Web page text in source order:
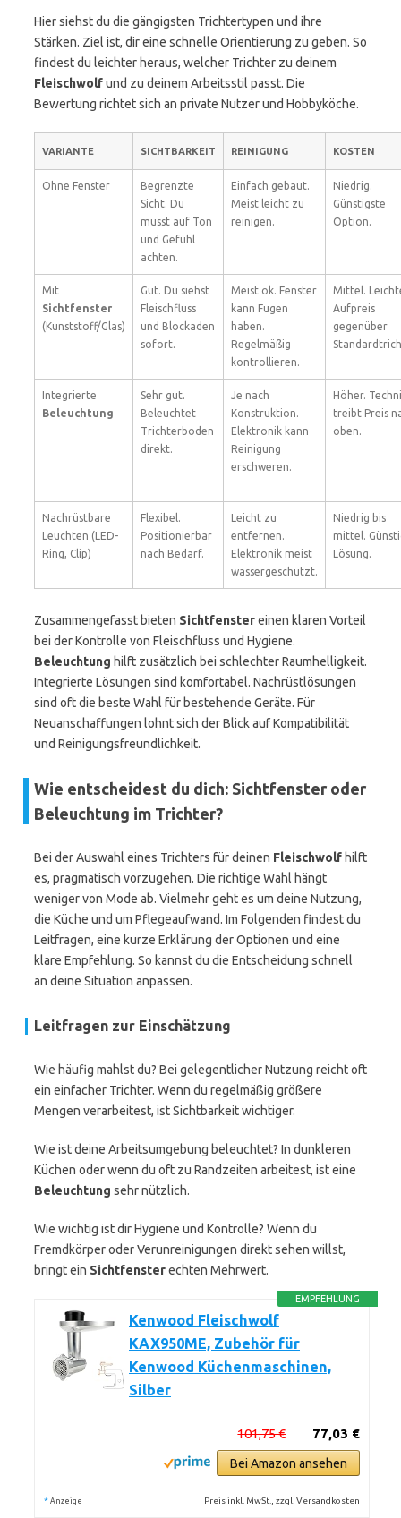
Hier siehst du die gängigsten Trichtertypen und ihre
Stärken. Ziel ist, dir eine schnelle Orientierung zu geben. So
findest du leichter heraus, welcher Trichter zu deinem
Fleischwolfund zu deinem Arbeitsstil passt. Die
Bewertung richtet sich an private Nutzer und Hobbyköche.
VARIANTE SICHTBARKEIT REINIGUNG KOSTEN
Ohne Fenster
Begrenzte
Sicht. Du
musst auf Ton
und Gefühl
achten.
Einfach gebaut.
Meist leicht zu
reinigen.
Niedrig.
Günstigste
Option.
Mit
Sichtfenster
(Kunststoff/Glas)
Gut. Du siehst
Fleischfluss
und Blockaden
sofort.
Meist ok. Fenster
kann Fugen
haben.
Regelmäßig
kontrollieren.
Mittel.
Aufpreis
gegenüber
Integrierte
Beleuchtung
Sehr gut.
Beleuchtet
Trichterboden
direkt.
Je nach
Konstruktion.
Elektronik kann
Reinigung
erschweren.
Höher.
treibt Preis
oben.
Nachrüstbare
Leuchten (LED-
Ring, Clip)
Flexibel.
Positionierbar
nach Bedarf.
Leicht zu
entfernen.
Elektronik meist
wassergeschützt.
Niedrig bis
mittel.
Lösung.
Zusammengefasst bieten Sichtfenstereinen klaren Vorteil
bei der Kontrolle von Fleischfluss und Hygiene.
Beleuchtung hilft zusätzlich bei schlechter Raumhelligkeit.
Integrierte Lösungen sind komfortabel. Nachrüstlösungen
sind oft die beste Wahl für bestehende Geräte. Für
Neuanschaffungen lohnt sich der Blick auf Kompatibilität
und Reinigungsfreundlichkeit.
Wie entscheidest du dich: Sichtfenster oder
Beleuchtung im Trichter?
Bei der Auswahl eines Trichters für deinen Fleischwolf hilft
es, pragmatisch vorzugehen. Die richtige Wahl hängt
weniger von Mode ab. Vielmehr geht es um deine Nutzung,
die Küche und um Pflegeaufwand. Im Folgenden findest du
Leitfragen, eine kurze Erklärung der Optionen und eine
klare Empfehlung. So kannst du die Entscheidung schnell
an deine Situation anpassen.
Leitfragen zur Einschätzung
Wie häufig mahlst du? Bei gelegentlicher Nutzung reicht oft
ein einfacher Trichter. Wenn du regelmäßig größere
Mengen verarbeitest, ist Sichtbarkeit wichtiger.
Wie ist deine Arbeitsumgebung beleuchtet? In dunkleren
Küchen oder wenn du oft zu Randzeiten arbeitest, ist eine
Beleuchtung sehr nützlich.
Wie wichtig ist dir Hygiene und Kontrolle? Wenn du
Fremdkörper oder Verunreinigungen direkt sehen willst,
bringt ein Sichtfensterechten Mehrwert.
EMPFEHLUNG
Kenwood Fleischwolf
KAX950ME, Zubehör für
Kenwood Küchenmaschinen,
Silber
77,03 €
101,75 €
Bei Amazon ansehen
* Anzeige Preis inkl. MwSt., zzgl. Versandkosten